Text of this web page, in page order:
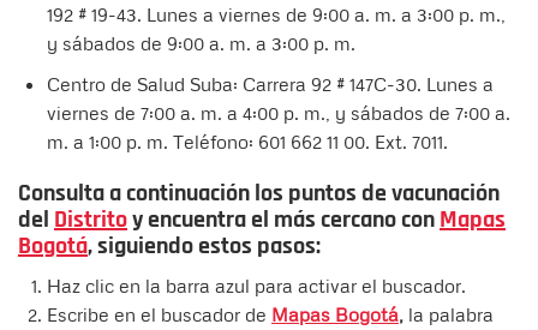
192 # 19-43. Lunes a viernes de 9:00 a. m. a 3:00 p. m.,
y sábados de 9:00 a. m. a 3:00 p. m.
Centro de Salud Suba: Carrera 92 # 147C-30. Lunes a
viernes de 7:00 a. m. a 4:00 p. m., y sábados de 7:00 a.
m. a 1:00 p. m. Teléfono: 601 662 11 00. Ext. 7011.
Consulta a continuación los puntos de vacunación
del Distritoy encuentra el más cercano conMapas
Bogotá, siguiendo estos pasos:
Haz clic en la barra azul para activar el buscador.
Escribe en el buscador de Mapas Bogotá, la palabra